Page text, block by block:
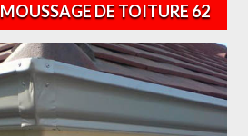
DE TOITURE 62